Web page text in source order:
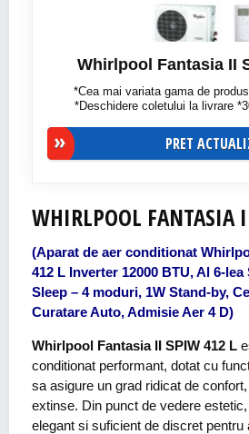
Whirlpool Fantasia II
*Cea mai variata gama de
*Deschidere coletului la livrare
PRET
WHIRLPOOL FANTASIA
(Aparat de aer conditionat
412 L Inverter 12000 BTU, Al 6-
Sleep – 4 moduri, 1W Stand-by,
Curatare Auto, Admisie Aer 4 D)
Whirlpool Fantasia II SPIW 412 L
conditionat performant, dotat cu
sa asigure un grad ridicat de
extinse. Din punct de vedere
elegant si suficient de discret pentru